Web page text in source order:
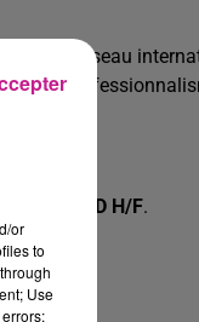
est un réseau
sur le
MACON VRD H/F.
or
to
Use